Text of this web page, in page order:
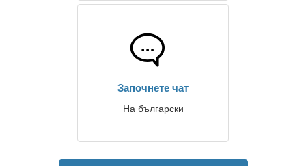
Започнете чат
На български